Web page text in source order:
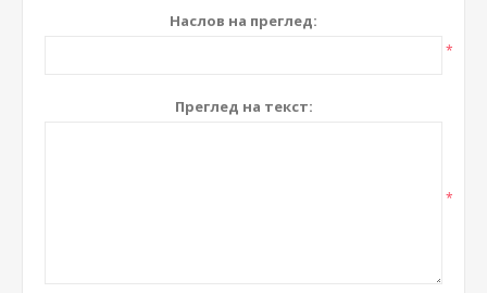
Наслов на преглед:
*
Преглед на текст:
*